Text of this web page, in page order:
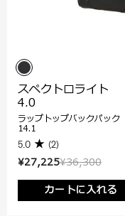
¥36,300
¥27,225
カートに入れる
スペクトロライト
4.0
ラップトップバックパック
14.1
5.0 (2)